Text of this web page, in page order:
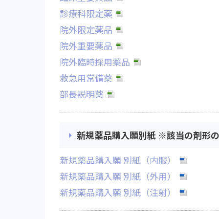
診療科限定薬
院外限定薬品
院外重要薬品
院外臨時採用薬品
救急用常備薬
部長説明薬
新規薬品購入願別紙 ※該当の剤形
新規薬品購入願 別紙（内服）
新規薬品購入願 別紙（外用）
新規薬品購入願 別紙（注射）